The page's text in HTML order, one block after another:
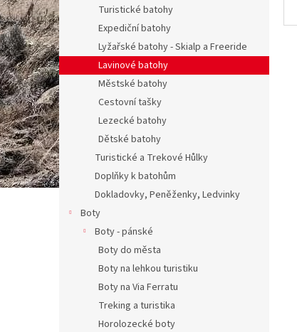
Turistické batohy
Expediční batohy
Lyžařské batohy - Skialp a Freeride
Lavinové batohy
Městské batohy
Cestovní tašky
Lezecké batohy
Dětské batohy
Turistické a Trekové Hůlky
Doplňky k batohům
Dokladovky, Peněženky, Ledvinky
Boty
Boty - pánské
Boty do města
Boty na lehkou turistiku
Boty na Via Ferratu
Treking a turistika
Horolozecké boty